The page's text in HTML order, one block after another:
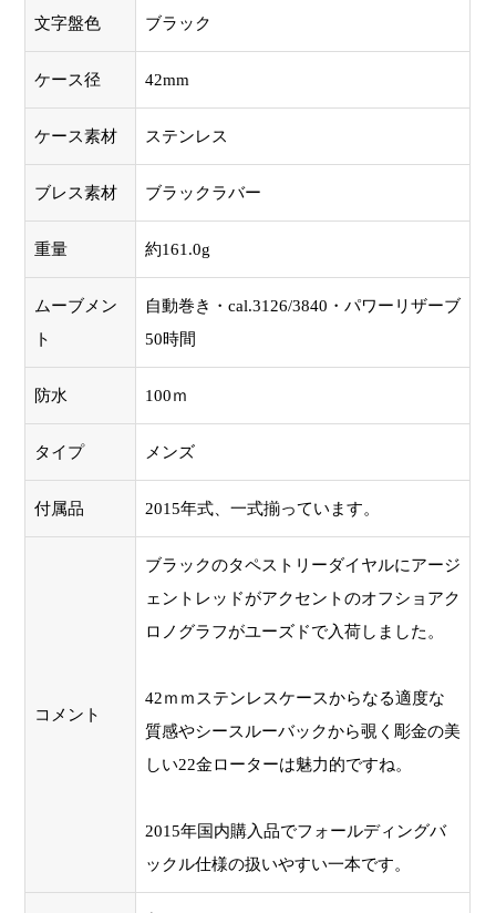
文字盤色 ブラック
ケース径 42mm
ケース素材 ステンレス
ブレス素材 ブラックラバー
重量 約161.0g
ムーブメン
ト
自動巻き・cal.3126/3840・パワーリザーブ
50時間
防水 100ｍ
タイプ メンズ
付属品 2015年式、一式揃っています。
コメント
ブラックのタペストリーダイヤルにアージ
ェントレッドがアクセントのオフショアク
ロノグラフがユーズドで入荷しました。
42ｍｍステンレスケースからなる適度な
質感やシースルーバックから覗く彫金の美
しい22金ローターは魅力的ですね。
2015年国内購入品でフォールディングバ
ックル仕様の扱いやすい一本です。